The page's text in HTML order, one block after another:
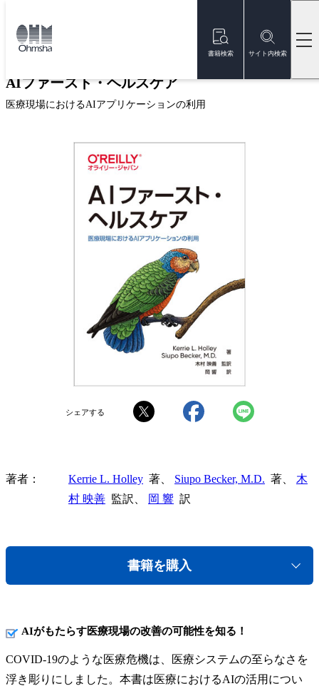
書籍検索 サイト内検索
トップ
AIファースト・ヘルスケア
医療現場におけるAIアプリケーションの利用
シェアする
著者 Kerrie L. Holley 著、 Siupo Becker, M.D. 著、 木
村 映善 監訳、 岡 響 訳
書籍を購入
AIがもたらす医療現場の改善の可能性を知る！
COVID-19のような医療危機は、医療システムの至らなさを
浮き彫りにしました。本書は医療におけるAIの活用につい